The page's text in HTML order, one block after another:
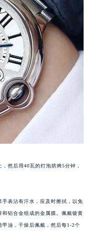
然后用40瓦的灯泡烘烤5分钟，
表沾有汗水，应及时擦拭，以免
铝合金组成的金属膜。佩戴镀黄
油，干燥后佩戴，然后每1-2个